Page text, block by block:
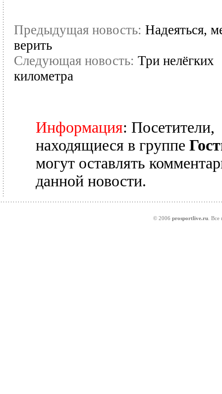
Предыдущая новость: Надеяться,
верить
Следующая новость: Три нелёгких
километра
Информация: Посетители,
находящиеся в группе
могут оставлять
данной новости.
© 2006prosportlive.ru .